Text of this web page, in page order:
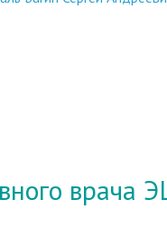
врача